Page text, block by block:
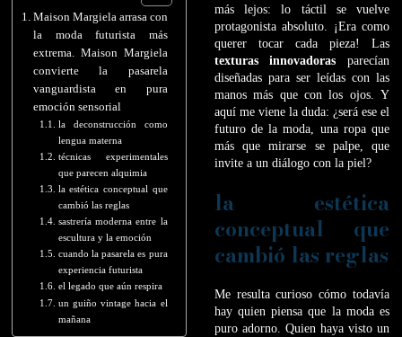
Maison Margiela arrasa con
la moda futurista más
extrema. Maison Margiela
convierte la pasarela
vanguardista en pura
emoción sensorial
la deconstrucción como
lengua materna
técnicas experimentales
que parecen alquimia
la estética conceptual que
cambió las reglas
sastrería moderna entre la
escultura y la emoción
cuando la pasarela es pura
experiencia futurista
el legado que aún respira
un guiño vintage hacia el
mañana
más lejos: lo táctil se vuelve
protagonista absoluto. ¡Era como
querer tocar cada pieza! Las
texturas innovadorasparecían
diseñadas para ser leídas con las
manos más que con los ojos. Y
aquí me viene la duda: ¿será ese el
futuro de la moda, una ropa que
más que mirarse se palpe, que
invite a un diálogo con la piel?
la estética
conceptual que
cambió las reglas
Me resulta curioso cómo todavía
hay quien piensa que la moda es
puro adorno. Quien haya visto un